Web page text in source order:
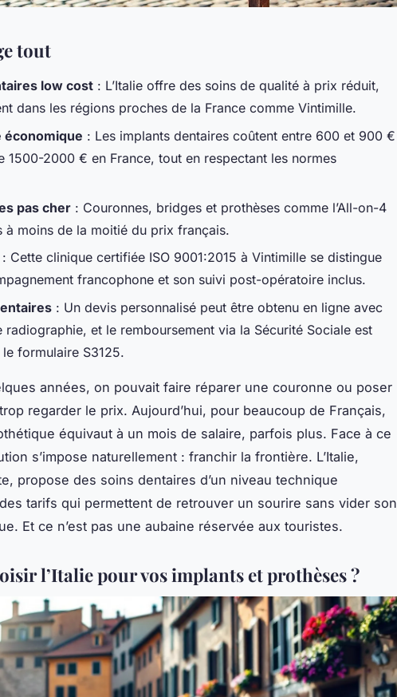
tout
low cost : L’Italie offre des soins de qualité à prix réduit,
dans les régions proches de la France comme Vintimille.
économique : Les implants dentaires coûtent entre 600 et 900 €
1500-2000 € en France, tout en respectant les normes
pas cher : Couronnes, bridges et prothèses comme l’All-on-4
à moins de la moitié du prix français.
: Cette clinique certifiée ISO 9001:2015 à Vintimille se distingue
francophone et son suivi post-opératoire inclus.
: Un devis personnalisé peut être obtenu en ligne avec
radiographie, et le remboursement via la Sécurité Sociale est
formulaire S3125.
années, on pouvait faire réparer une couronne ou poser
regarder le prix. Aujourd’hui, pour beaucoup de Français,
équivaut à un mois de salaire, parfois plus. Face à ce
s’impose naturellement : franchir la frontière. L’Italie,
propose des soins dentaires d’un niveau technique
tarifs qui permettent de retrouver un sourire sans vider son
Et ce n’est pas une aubaine réservée aux touristes.
l’Italie pour vos implants et prothèses ?